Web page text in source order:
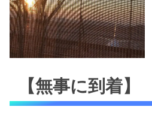
【無事に到着】